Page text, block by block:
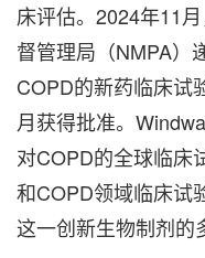
床评估。2024年11
督管理局（NMPA）
COPD的新药临床试
月获得批准。
对COPD的全球临床
和COPD领域临床试
这一创新生物制剂的